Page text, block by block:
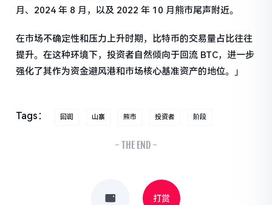
月、2024 年 8 月，以及 2022 年 10 月熊市尾声附近。
在市场不确定性和压力上升时期，比特币的交易量占比往往
提升。在这种环境下，投资者自然倾向于回流 BTC，进一步
强化了其作为资金避风港和市场核心基准资产的地位。」
Tags： 回调 山寨 熊市 投资者 阶段
- THE END -
打赏